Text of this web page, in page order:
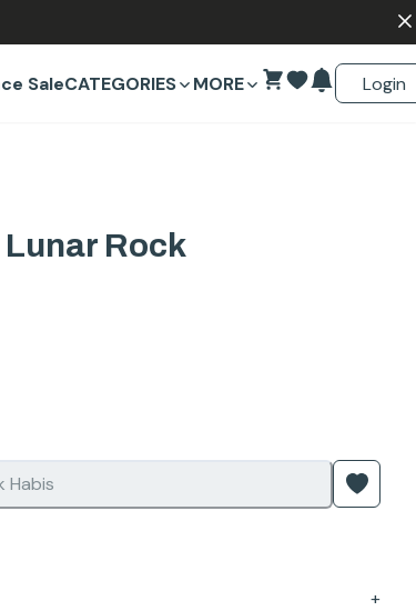
SaleCATEGORIES MORE Login
Rock
Habis
+